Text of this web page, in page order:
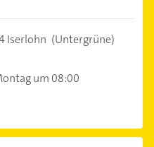
Iserlohn (Untergrüne)
um 08:00